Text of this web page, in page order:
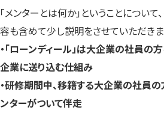
「メンターとは何か」ということについ
容も含めて少し説明をさせていただき
・「ローンディール」は大企業の社員の
企業に送り込む仕組み
・研修期間中、移籍する大企業の社員の
ンターがついて伴走